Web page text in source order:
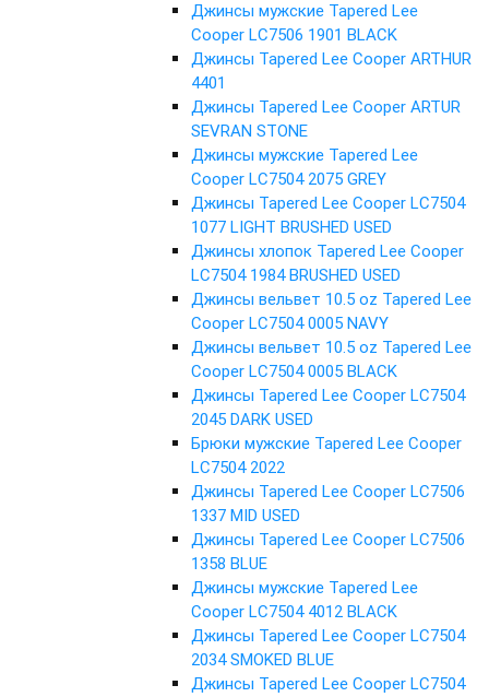
Джинсы мужские Tapered Lee
Cooper LC7506 1901 BLACK
Джинсы Tapered Lee Cooper ARTHUR
4401
Джинсы Tapered Lee Cooper ARTUR
SEVRAN STONE
Джинсы мужские Tapered Lee
Cooper LC7504 2075 GREY
Джинсы Tapered Lee Cooper LC7504
1077 LIGHT BRUSHED USED
Джинсы хлопок Tapered Lee Cooper
LC7504 1984 BRUSHED USED
Джинсы вельвет 10.5 oz Tapered Lee
Cooper LC7504 0005 NAVY
Джинсы вельвет 10.5 oz Tapered Lee
Cooper LC7504 0005 BLACK
Джинсы Tapered Lee Cooper LC7504
2045 DARK USED
Брюки мужские Tapered Lee Cooper
LC7504 2022
Джинсы Tapered Lee Cooper LC7506
1337 MID USED
Джинсы Tapered Lee Cooper LC7506
1358 BLUE
Джинсы мужские Tapered Lee
Cooper LC7504 4012 BLACK
Джинсы Tapered Lee Cooper LC7504
2034 SMOKED BLUE
Джинсы Tapered Lee Cooper LC7504